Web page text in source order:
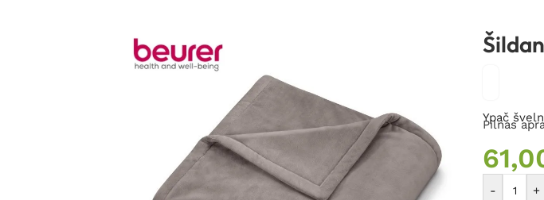
Ypač
Pilnas
- +